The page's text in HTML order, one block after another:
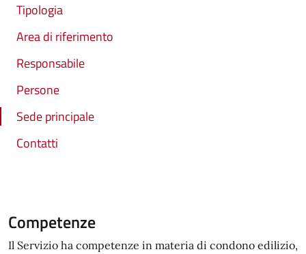
Tipologia
Area di riferimento
Responsabile
Persone
Sede principale
Contatti
Competenze
Il Servizio ha competenze in materia di condono edilizio,